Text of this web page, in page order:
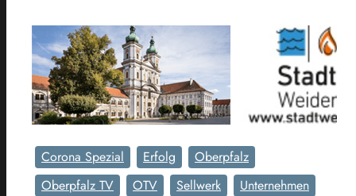
Corona Spezial Erfolg
Oberpfalz
Oberpfalz TV
OTV Sellwerk
Unternehmen